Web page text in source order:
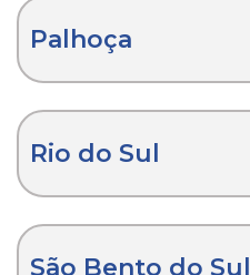
Palhoça
Rio do Sul
São Bento do Sul